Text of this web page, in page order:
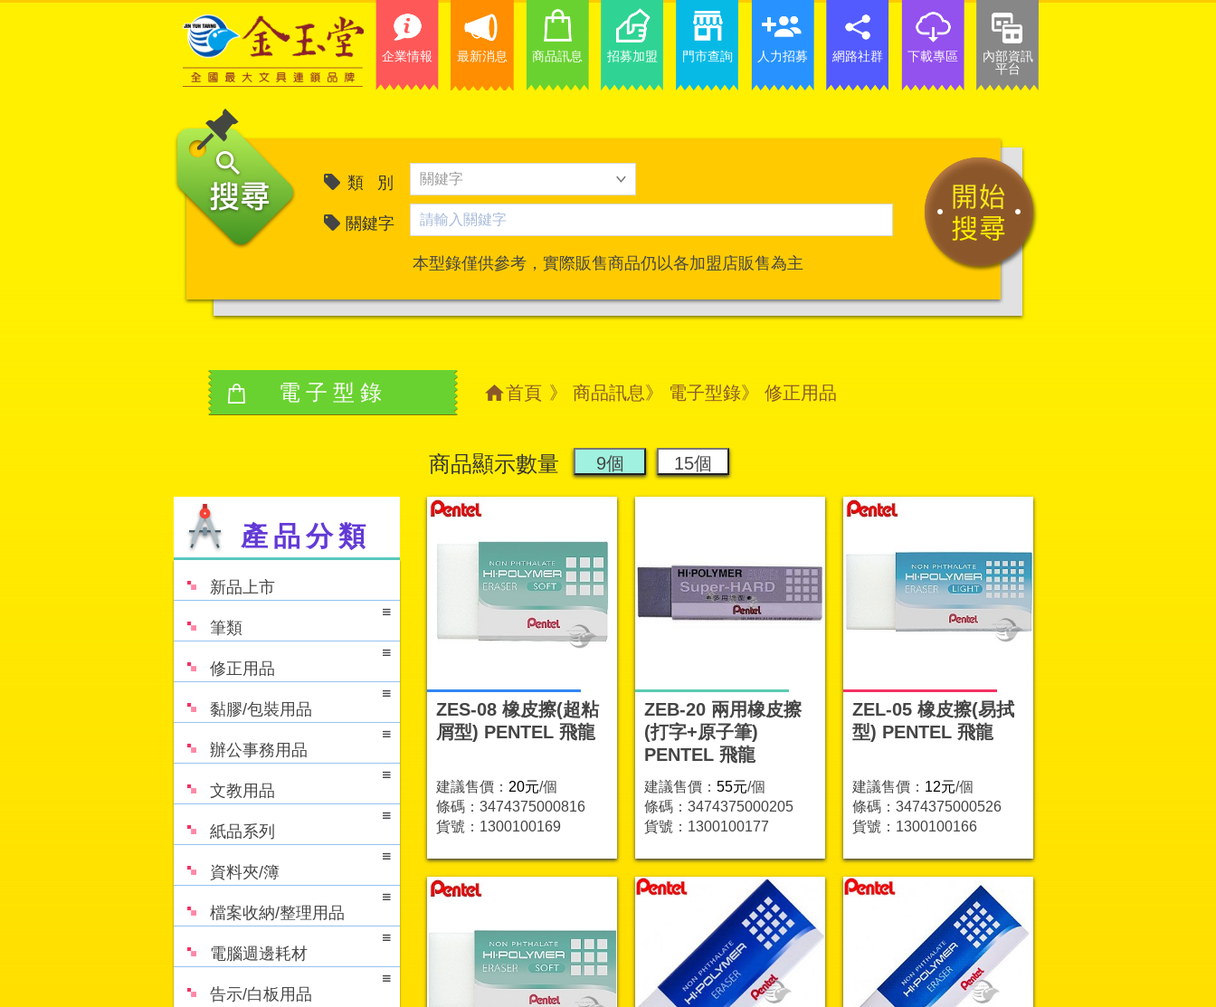
企業情報 最新消息 商品訊息 招募加盟 門市查詢 人力招募 網路社群 下載專區
內部資訊
平台
類 別
關鍵字
本型錄僅供參考，實際販售商品仍以各加盟店販售為主
電子型錄 首頁 》 商品訊息》 電子型錄》 修正用品
產品分類
新品上市
筆類
修正用品
黏膠/包裝用品
辦公事務用品
文教用品
紙品系列
資料夾/簿
檔案收納/整理用品
電腦週邊耗材
告示/白板用品
商品顯示數量
ZES-08 橡皮擦(超粘
屑型) PENTEL 飛龍
建議售價： 20元/個
條碼：3474375000816
貨號：1300100169
ZEB-20 兩用橡皮擦
(打字+原子筆)
PENTEL 飛龍
建議售價： 55元/個
條碼：3474375000205
貨號：1300100177
ZEL-05 橡皮擦(易拭
型) PENTEL 飛龍
建議售價： 12元/個
條碼：3474375000526
貨號：1300100166